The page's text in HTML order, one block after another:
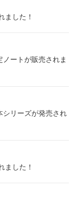
ました！
ノートが販売されま
シリーズが発売され
ました！